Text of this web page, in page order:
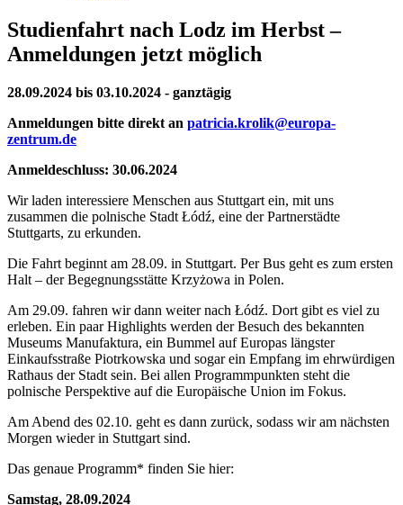
Studienfahrt nach Lodz im Herbst –
Anmeldungen jetzt möglich
28.09.2024 bis 03.10.2024 - ganztägig
Anmeldungen bitte direkt an patricia.krolik@europa-
zentrum.de
Anmeldeschluss: 30.06.2024
Wir laden interessiere Menschen aus Stuttgart ein, mit uns
zusammen die polnische Stadt Łódź, eine der Partnerstädte
Stuttgarts, zu erkunden.
Die Fahrt beginnt am 28.09. in Stuttgart. Per Bus geht es zum ersten
Halt – der Begegnungsstätte Krzyżowa in Polen.
Am 29.09. fahren wir dann weiter nach Łódź. Dort gibt es viel zu
erleben. Ein paar Highlights werden der Besuch des bekannten
Museums Manufaktura, ein Bummel auf Europas längster
Einkaufsstraße Piotrkowska und sogar ein Empfang im ehrwürdigen
Rathaus der Stadt sein. Bei allen Programmpunkten steht die
polnische Perspektive auf die Europäische Union im Fokus.
Am Abend des 02.10. geht es dann zurück, sodass wir am nächsten
Morgen wieder in Stuttgart sind.
Das genaue Programm* finden Sie hier:
Samstag, 28.09.2024